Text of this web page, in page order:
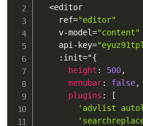
<editor
    ref
="editor"
    v
-model="content"
    api
-key=
: init="{
height : 500,
menubar: false,
plugins :
[
'advlist